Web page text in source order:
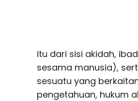
itu dari sisi akidah,
sesama manusia),
sesuatu yang
pengetahuan, hukum